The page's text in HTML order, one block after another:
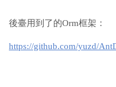
後臺用到了的Orm框架：
https://github.com/yuzd/